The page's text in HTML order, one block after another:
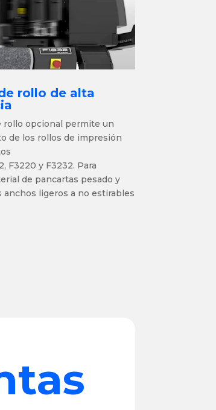
rollo de alta
rollo opcional permite un
de los rollos de impresión
F3220 y F3232. Para
de pancartas pesado y
anchos ligeros a no estirables